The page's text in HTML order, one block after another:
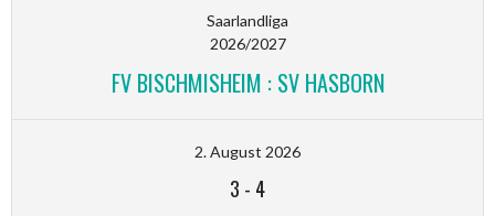
Saarlandliga
2026/2027
FV BISCHMISHEIM : SV HASBORN
2. August 2026
3 - 4